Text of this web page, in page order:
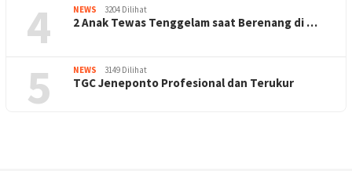
4 NEWS 3204 Dilihat
2 Anak Tewas Tenggelam saat Berenang di …
5 NEWS 3149 Dilihat
TGC Jeneponto Profesional dan Terukur